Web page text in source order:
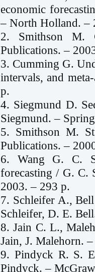
economic
– North Holland. –
2. Smithson M.
Publications. –
3. Cumming G.
intervals, and
p.
4. Siegmund D.
Siegmund. –
5. Smithson M.
Publications. –
6. Wang G. C.
forecasting / G. C.
2003. – 293 p.
7. Schleifer A.,
Schleifer, D. E.
8. Jain C. L.,
Jain, J. Malehorn.
9. Pindyck R. S.
Pindyck. –